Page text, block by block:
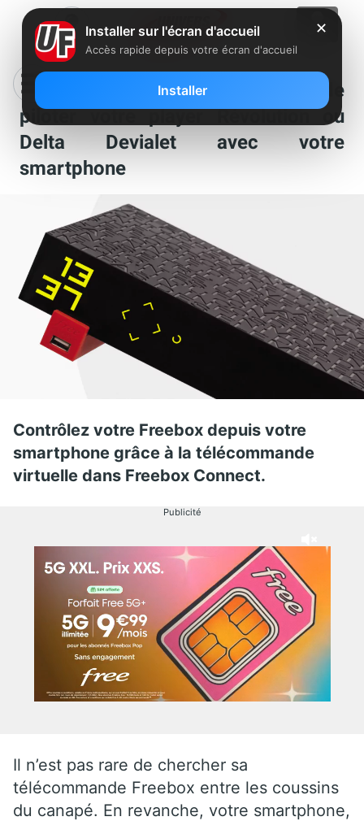
Le saviez-vous : il est très simple de
piloter votre player Révolution ou
Delta Devialet avec votre
smartphone
Contrôlez votre Freebox depuis votre
smartphone grâce à la télécommande
virtuelle dans Freebox Connect.
Publicité
Il n’est pas rare de chercher sa
télécommande Freebox entre les coussins
du canapé. En revanche, votre smartphone,
✕
Installer sur l'écran d'accueil
Accès rapide depuis votre écran d'accueil
Installer